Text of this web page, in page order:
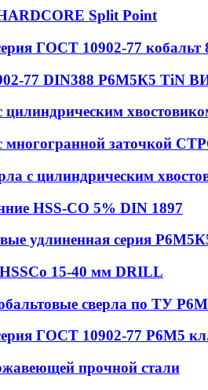
Split Point
ГОСТ 10902-77 кобальт
77 DIN388 Р6М5К5 TiN
цилиндрическим
многогранной заточкой
с цилиндрическим
HSS-CO 5% DIN 1897
удлиненная серия
15-40 мм DRILL
сверла по ТУ
ГОСТ 10902-77 Р6М5
прочной стали